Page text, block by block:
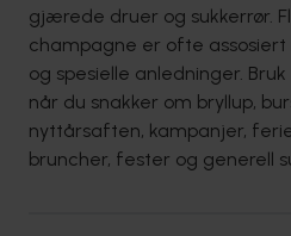
gjærede druer og sukkerrør.
champagne er ofte
og spesielle anledninger.
når du snakker om bryllup,
nyttårsaften, kampanjer,
bruncher, fester og generell